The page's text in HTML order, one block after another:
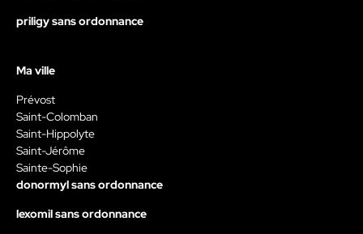
priligy sans ordonnance
Ma ville
Prévost
Saint-Colomban
Saint-Hippolyte
Saint-Jérôme
Sainte-Sophie
donormyl sans ordonnance
lexomil sans ordonnance